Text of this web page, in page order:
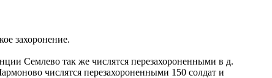
захоронение.
Семлево так же числятся перезахороненными в д.
числятся перезахороненными 150 солдат и